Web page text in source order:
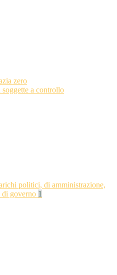
zero
a controllo
politici, di amministrazione,
di governo 1